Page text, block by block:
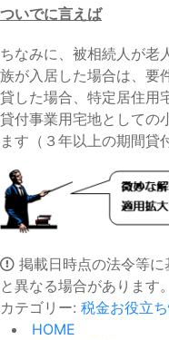
ついでに言えば
ちなみに、被相続人が老
族が入居した場合は、要
貸した場合、特定居住用
貸付事業用宅地としての
ます（３年以上の期間貸
掲載日時点の法令等
と異なる場合があります。
カテゴリー: 税金お役立
HOME